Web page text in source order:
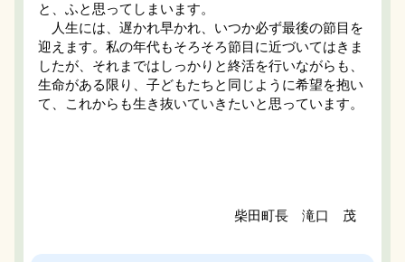
と、ふと思ってしまいます。
人生には、遅かれ早かれ、いつか必ず最後の節目を
迎えます。私の年代もそろそろ節目に近づいてはきま
したが、それまではしっかりと終活を行いながらも、
生命がある限り、子どもたちと同じように希望を抱い
て、これからも生き抜いていきたいと思っています。
柴田町長 滝口 茂